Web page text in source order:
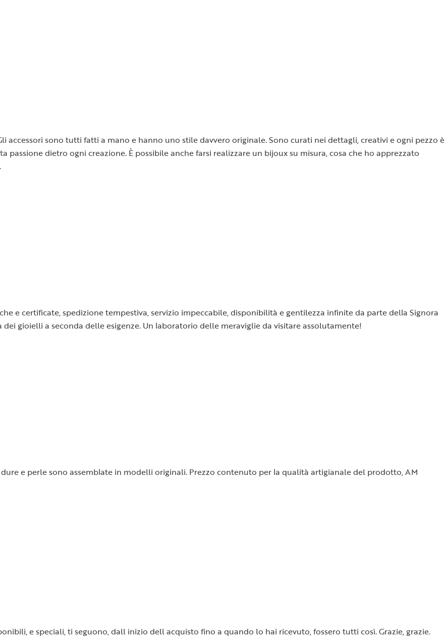
accessori sono tutti fatti a mano e hanno uno stile davvero originale. Sono curati nei dettagli, creativi e ogni pezzo è
passione dietro ogni creazione. È possibile anche farsi realizzare un bijoux su misura, cosa che ho apprezzato
e certificate, spedizione tempestiva, servizio impeccabile, disponibilità e gentilezza infinite da parte della Signora
gioielli a seconda delle esigenze. Un laboratorio delle meraviglie da visitare assolutamente!
e perle sono assemblate in modelli originali. Prezzo contenuto per la qualità artigianale del prodotto, AM
e speciali, ti seguono, dall inizio dell acquisto fino a quando lo hai ricevuto, fossero tutti così. Grazie, grazie.